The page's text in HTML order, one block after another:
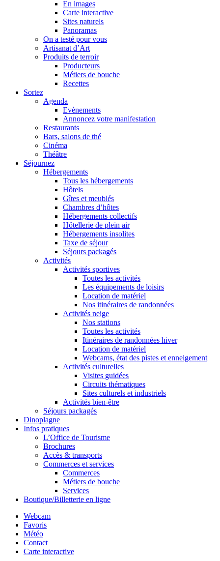
En images
Carte interactive
Sites naturels
Panoramas
On a testé pour vous
Artisanat d’Art
Produits de terroir
Producteurs
Métiers de bouche
Recettes
Sortez
Agenda
Evènements
Annoncez votre manifestation
Restaurants
Bars, salons de thé
Cinéma
Théâtre
Séjournez
Hébergements
Tous les hébergements
Hôtels
Gîtes et meublés
Chambres d’hôtes
Hébergements collectifs
Hôtellerie de plein air
Hébergements insolites
Taxe de séjour
Séjours packagés
Activités
Activités sportives
Toutes les activités
Les équipements de loisirs
Location de matériel
Nos itinéraires de randonnées
Activités neige
Nos stations
Toutes les activités
Itinéraires de randonnées hiver
Location de matériel
Webcams, état des pistes et enneigement
Activités culturelles
Visites guidées
Circuits thématiques
Sites culturels et industriels
Activités bien-être
Séjours packagés
Dinoplagne
Infos pratiques
L’Office de Tourisme
Brochures
Accès & transports
Commerces et services
Commerces
Métiers de bouche
Services
Boutique/Billetterie en ligne
Webcam
Favoris
Météo
Contact
Carte interactive